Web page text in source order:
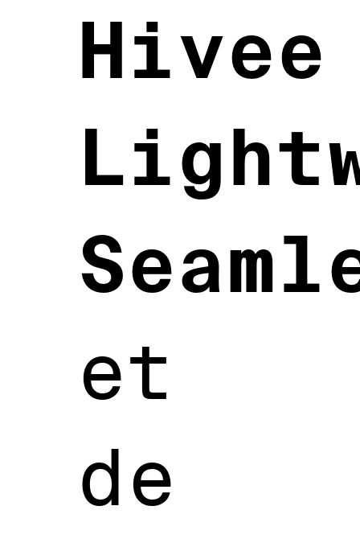
Hivee
et
de